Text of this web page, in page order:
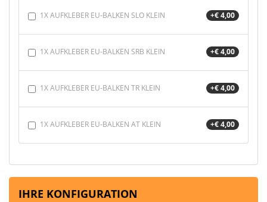
1X AUFKLEBER EU-BALKEN SLO KLEIN +€ 4,00
1X AUFKLEBER EU-BALKEN SRB KLEIN +€ 4,00
1X AUFKLEBER EU-BALKEN TR KLEIN +€ 4,00
1X AUFKLEBER EU-BALKEN AT KLEIN +€ 4,00
IHRE KONFIGURATION